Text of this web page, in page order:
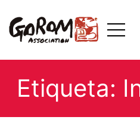
Etiqueta: